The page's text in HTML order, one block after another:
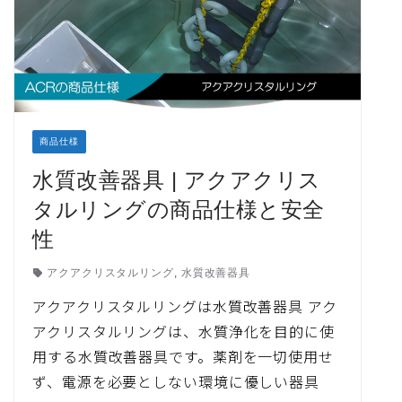
商品仕様
水質改善器具 | アクアクリス
タルリングの商品仕様と安全
性
アクアクリスタルリング 水質改善器具
アクアクリスタルリングは水質改善器具 アク
アクリスタルリングは、水質浄化を目的に使
用する水質改善器具です。薬剤を一切使用せ
ず、電源を必要としない環境に優しい器具